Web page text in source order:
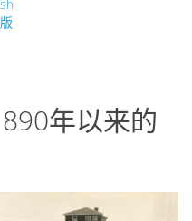
年以来的